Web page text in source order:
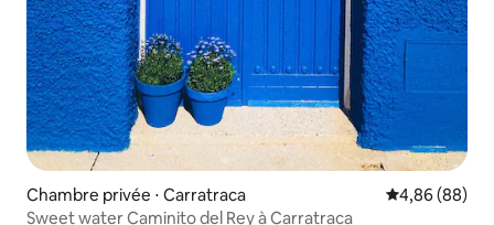
Chambre privée ⋅ Carratraca Évaluation
4,86 (88)
Sweet water Caminito del Rey à Carratraca